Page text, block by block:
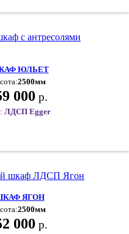
ЮЛЬЕТ
2500мм
000 р.
ЛДСП Egger
ЯГОН
2500мм
000 р.